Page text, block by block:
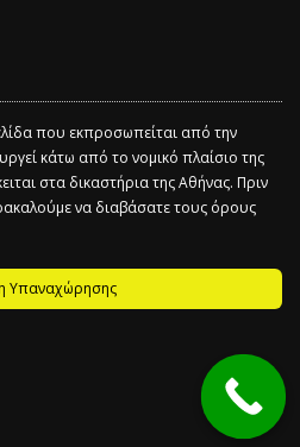
που εκπροσωπείται από την
κάτω από το νομικό πλαίσιο της
στα δικαστήρια της Αθήνας. Πριν
να διαβάσατε τους όρους
Υπαναχώρησης